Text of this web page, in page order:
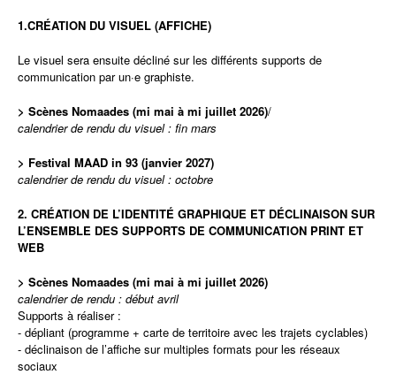
1.CRÉATION DU VISUEL (AFFICHE)
Le visuel sera ensuite décliné sur les différents supports de
communication par un·e graphiste.
> Scènes Nomaades (mi mai à mi juillet 2026)/
calendrier de rendu du visuel : fin mars
> Festival MAAD in 93 (janvier 2027)
calendrier de rendu du visuel : octobre
2. CRÉATION DE L’IDENTITÉ GRAPHIQUE ET DÉCLINAISON SUR
L’ENSEMBLE DES SUPPORTS DE COMMUNICATION PRINT ET
WEB
> Scènes Nomaades (mi mai à mi juillet 2026)
calendrier de rendu : début avril
Supports à réaliser :
- dépliant (programme + carte de territoire avec les trajets cyclables)
- déclinaison de l’affiche sur multiples formats pour les réseaux
sociaux